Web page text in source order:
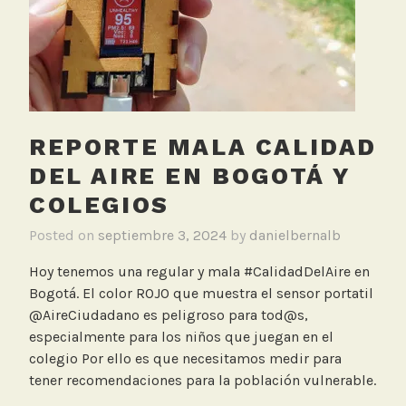
d
a
d
d
e
A
i
r
e
,
e
n
s
o
r
p
REPORTE MALA CALIDAD
DEL AIRE EN BOGOTÁ Y
COLEGIOS
Posted on septiembre 3, 2024 by danielbernalb
Hoy tenemos una regular y mala #CalidadDelAire en
Bogotá. El color ROJO que muestra el sensor portatil
@AireCiudadano es peligroso para tod@s,
especialmente para los niños que juegan en el
colegio Por ello es que necesitamos medir para
tener recomendaciones para la población vulnerable.